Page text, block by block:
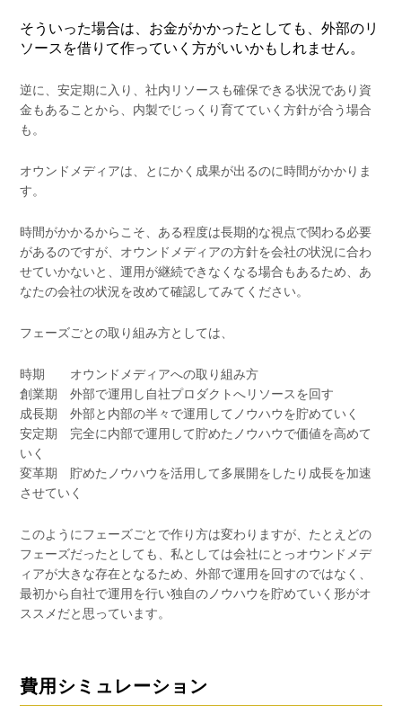
そういった場合は、お金がかかったとしても、外部のリ
ソースを借りて作っていく方がいいかもしれません。
逆に、安定期に入り、社内リソースも確保できる状況であり資
金もあることから、内製でじっくり育てていく方針が合う場合
も。
オウンドメディアは、とにかく成果が出るのに時間がかかりま
す。
時間がかかるからこそ、ある程度は長期的な視点で関わる必要
があるのですが、オウンドメディアの方針を会社の状況に合わ
せていかないと、運用が継続できなくなる場合もあるため、あ
なたの会社の状況を改めて確認してみてください。
フェーズごとの取り組み方としては、
時期 オウンドメディアへの取り組み方
創業期 外部で運用し自社プロダクトへリソースを回す
成長期 外部と内部の半々で運用してノウハウを貯めていく
安定期 完全に内部で運用して貯めたノウハウで価値を高めて
いく
変革期 貯めたノウハウを活用して多展開をしたり成長を加速
させていく
このようにフェーズごとで作り方は変わりますが、たとえどの
フェーズだったとしても、私としては会社にとっオウンドメデ
ィアが大きな存在となるため、外部で運用を回すのではなく、
最初から自社で運用を行い独自のノウハウを貯めていく形がオ
ススメだと思っています。
費用シミュレーション